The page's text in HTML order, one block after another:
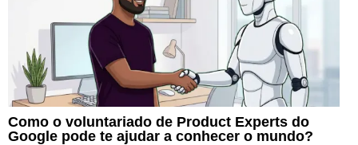
Como o voluntariado de Product Experts do
Google pode te ajudar a conhecer o mundo?